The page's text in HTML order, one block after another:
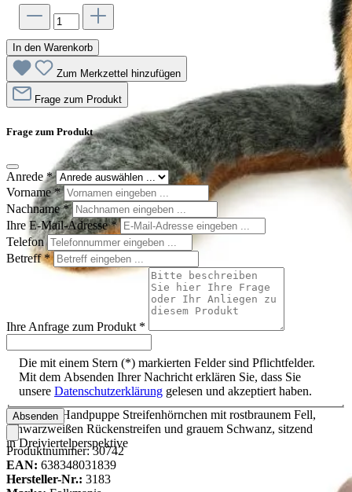
Folkmanis Handpuppe Streifenhörnchen mit rostbraunem Fell,
schwarzweißen Rückenstreifen und grauem Schwanz, sitzend
in Dreiviertelperspektive
In den Warenkorb
Zum Merkzettel hinzufügen
Frage zum Produkt
Frage zum Produkt
Anrede*
Vorname*
Nachname*
Ihre E-Mail-Adresse*
Telefon
Betreff*
Ihre Anfrage zum Produkt *
Die mit einem Stern (*) markierten Felder sind Pflichtfelder.
Mit dem Absenden Ihrer Nachricht erklären Sie, dass Sie
unsere Datenschutzerklärung gelesen und akzeptiert haben.
Absenden
Produktnummer:30742
EAN: 638348031839
Hersteller-Nr.: 3183